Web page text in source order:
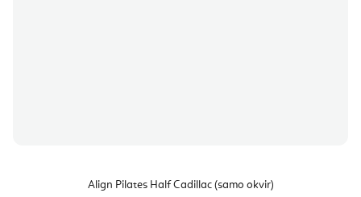
Align Pilates Half Cadillac (samo okvir)